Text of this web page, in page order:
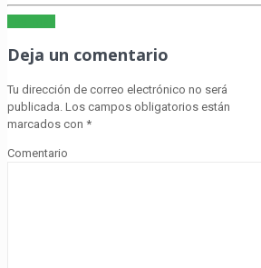
Deja un comentario
Tu dirección de correo electrónico no será
publicada. Los campos obligatorios están
marcados con *
Comentario